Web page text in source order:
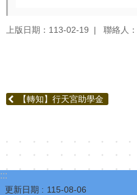
相
酷
上版日期：113-02-19 聯絡人
【轉知】行天宮助學金
:::
更新日期
115-08-06